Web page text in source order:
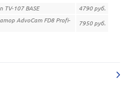
TV-107 BASE
4790 руб.
AdvoCam FD8 Profi-
7950 руб.